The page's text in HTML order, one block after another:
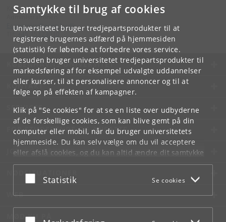
Samtykke til brug af cookies
Universitetet bruger tredjepartsprodukter til at
registrere brugernes adfærd på hjemmesiden
(statistik) for løbende at forbedre vores service.
Desuden bruger universitetet tredjepartsprodukter til
markedsføring af for eksempel udvalgte uddannelser
eller kurser, til at personalisere annoncer og til at
følge op på effekten af kampagner.
Klik på "Se cookies" for at se en liste over udbyderne
af de forskellige cookies, som kan blive gemt på din
computer eller mobil, når du bruger universitetets
hjemmeside. Du kan selv vælge om du vil acceptere
eller afslå cookies, og du kan altid ændre dit samtykke
underCookie- og privatlivspolitiksom du finder i
bunden af hver side.
Acceptér eller afslå
Statistik Se cookies
Kontakt:
Administrationen
Economics@econ. ku.dk
KØBENHAVNS UNIVERSITET
KONTAKT
SERVICES
FOR STUDERENDE OG ANSATTE
JOB OG KARRIERE
NØDSITUATIONER
WEB
MØD KU PÅ